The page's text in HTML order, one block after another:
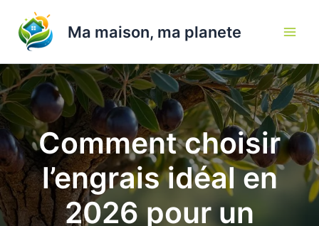
contenu
Ma maison, ma planete
Comment choisir
l’engrais idéal en
2026 pour un